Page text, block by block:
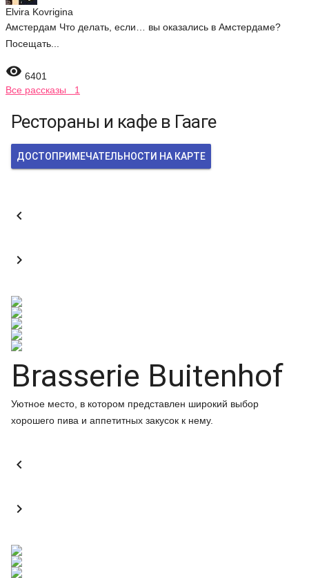
Elvira Kovrigina
Амстердам Что делать, если… вы оказались в Амстердаме?
Посещать...
 6401
Все рассказы 1
Рестораны и кафе в Гааге
ДОСТОПРИМЕЧАТЕЛЬНОСТИ НА КАРТЕ


Brasserie Buitenhof
Уютное место, в котором представлен широкий выбор
хорошего пива и аппетитных закусок к нему.

